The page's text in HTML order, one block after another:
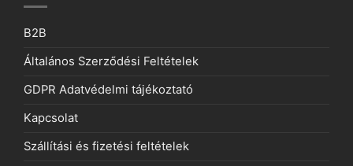
B2B
Általános Szerződési Feltételek
GDPR Adatvédelmi tájékoztató
Kapcsolat
Szállítási és fizetési feltételek